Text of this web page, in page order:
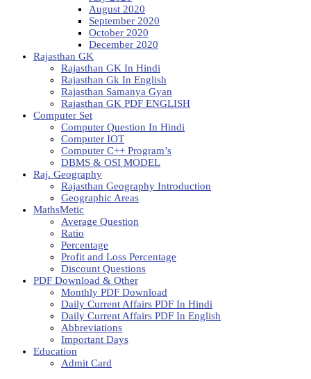
August 2020
September 2020
October 2020
December 2020
Rajasthan GK
Rajasthan GK In Hindi
Rajasthan Gk In English
Rajasthan Samanya Gyan
Rajasthan GK PDF ENGLISH
Computer Set
Computer Question In Hindi
Computer IOT
Computer C++ Program’s
DBMS & OSI MODEL
Raj. Geography
Rajasthan Geography Introduction
Geographic Areas
MathsMetic
Average Question
Ratio
Percentage
Profit and Loss Percentage
Discount Questions
PDF Download & Other
Monthly PDF Download
Daily Current Affairs PDF In Hindi
Daily Current Affairs PDF In English
Abbreviations
Important Days
Education
Admit Card